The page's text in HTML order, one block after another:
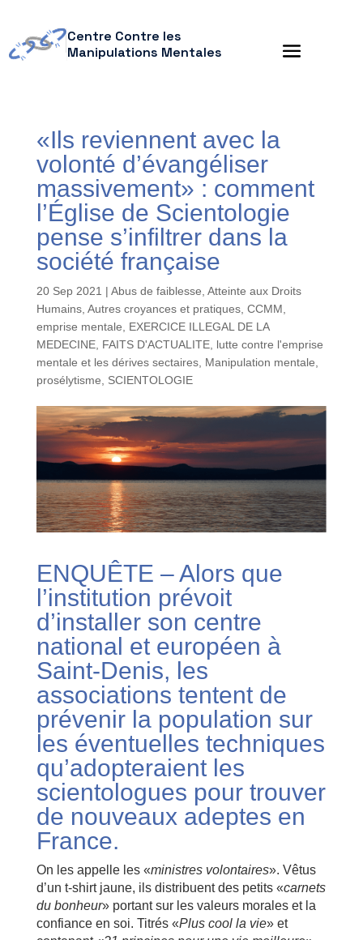
Centre Contre les
Manipulations Mentales
«Ils reviennent avec la
volonté d’évangéliser
massivement» : comment
l’Église de Scientologie
pense s’infiltrer dans la
société française
20 Sep 2021 | Abus de faiblesse Atteinte aux Droits
Humains, Autres croyances et pratiques, CCMM
emprise mentale
EXERCICE ILLEGAL DE LA
MEDECINE, FAITS D'ACTUALITE, lutte contre l'emprise
mentale et les dérives sectaires, Manipulation mentale
prosélytisme
SCIENTOLOGIE
ENQUÊTE – Alors que
l’institution prévoit
d’installer son centre
national et européen à
Saint-Denis, les
associations tentent de
prévenir la population sur
les éventuelles techniques
qu’adopteraient les
scientologues pour trouver
de nouveaux adeptes en
France.
On les appelle les «ministres volontaires». Vêtus
d’un t-shirt jaune, ils distribuent des petits «carnets
du bonheur» portant sur les valeurs morales et la
confiance en soi. Titrés «Plus cool la vie» et